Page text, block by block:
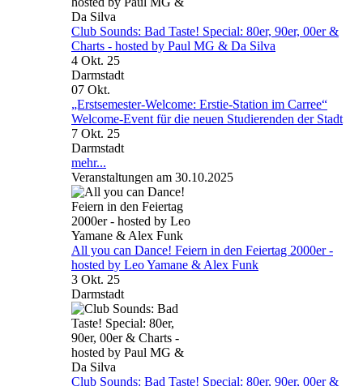
Club Sounds: Bad Taste! Special: 80er, 90er, 00er &
Charts - hosted by Paul MG & Da Silva
4 Okt. 25
Darmstadt
07 Okt.
„Erstsemester-Welcome: Erstie-Station im Carree“
Welcome-Event für die neuen Studierenden der Stadt
7 Okt. 25
Darmstadt
mehr...
Veranstaltungen am 30.10.2025
All you can Dance! Feiern in den Feiertag 2000er -
hosted by Leo Yamane & Alex Funk
3 Okt. 25
Darmstadt
Club Sounds: Bad Taste! Special: 80er, 90er, 00er &